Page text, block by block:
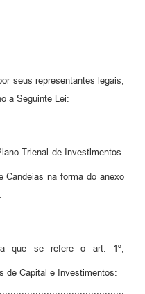
seus representantes legais,
a Seguinte Lei:
Trienal de Investimentos-
Candeias na forma do anexo
que se refere o art. 1º,
de Capital e Investimentos: